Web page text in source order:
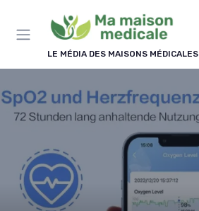
LE MÉDIA DES MAISONS MÉDICALES